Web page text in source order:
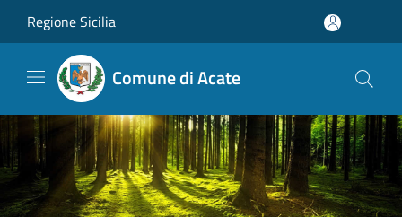
Regione Sicilia
Comune di Acate